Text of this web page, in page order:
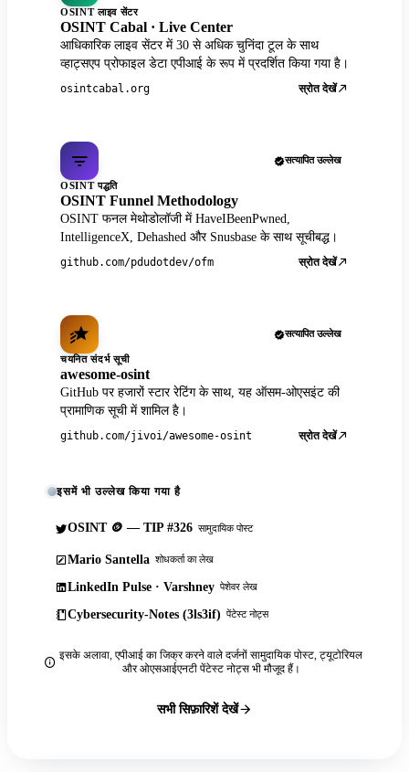
OSINT लाइव सेंटर
OSINT Cabal · Live Center
आधिकारिक लाइव सेंटर में 30 से अधिक चुनिंदा टूल के साथ
व्हाट्सएप प्रोफाइल डेटा एपीआई के रूप में प्रदर्शित किया गया है।
osintcabal.org स्रोत देखें
सत्यापित उल्लेख
OSINT पद्धति
OSINT Funnel Methodology
OSINT फनल मेथोडोलॉजी में HaveIBeenPwned,
IntelligenceX, Dehashed और Snusbase के साथ सूचीबद्ध।
github.com/pdudotdev/ofm स्रोत देखें
सत्यापित उल्लेख
चयनित संदर्भ सूची
awesome-osint
GitHub पर हजारों स्टार रेटिंग के साथ, यह ऑसम-ओएसइंट की
प्रामाणिक सूची में शामिल है।
github.com/jivoi/awesome-osint स्रोत देखें
इसमें भी उल्लेख किया गया है
OSINT 🪙 — TIP #326 सामुदायिक पोस्ट
Mario Santella शोधकर्ता का लेख
LinkedIn Pulse · Varshney पेशेवर लेख
Cybersecurity-Notes (3ls3if) पेंटेस्ट नोट्स
इसके अलावा, एपीआई का जिक्र करने वाले दर्जनों सामुदायिक पोस्ट, ट्यूटोरियल
और ओएसआईएनटी पेंटेस्ट नोट्स भी मौजूद हैं।
सभी सिफ़ारिशें देखें